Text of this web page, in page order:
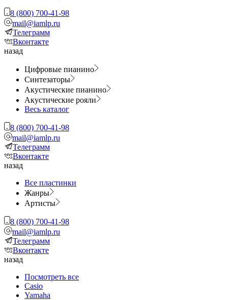
8 (800) 700-41-98
mail@iamlp.ru
Телеграмм
Вконтакте
назад
Цифровые пианино
Синтезаторы
Акустические пианино
Акустические рояли
Весь каталог
8 (800) 700-41-98
mail@iamlp.ru
Телеграмм
Вконтакте
назад
Все пластинки
Жанры
Артисты
8 (800) 700-41-98
mail@iamlp.ru
Телеграмм
Вконтакте
назад
Посмотреть все
Casio
Yamaha